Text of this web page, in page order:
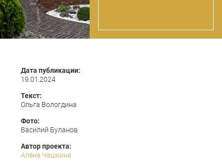
Дата публикации:
19.01.2024
Текст:
Ольга Вологдина
Фото:
Василий Буланов
Автор проекта:
Алёна Чашкина